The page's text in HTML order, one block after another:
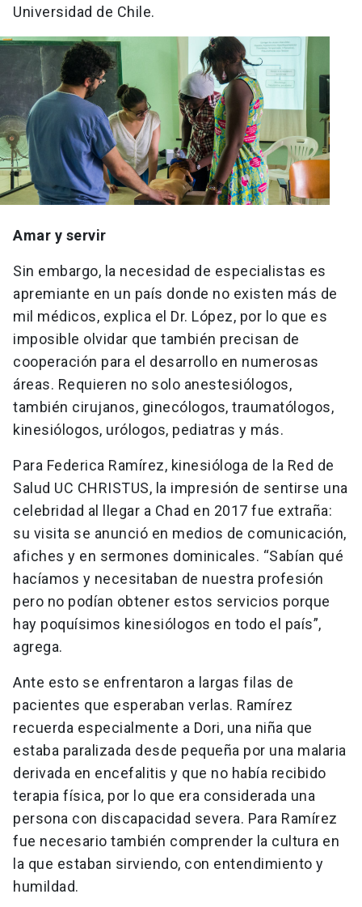
Universidad de Chile.
Amar y servir
Sin embargo, la necesidad de especialistas es
apremiante en un país donde no existen más de
mil médicos, explica el Dr. López, por lo que es
imposible olvidar que también precisan de
cooperación para el desarrollo en numerosas
áreas. Requieren no solo anestesiólogos,
también cirujanos, ginecólogos, traumatólogos,
kinesiólogos, urólogos, pediatras y más.
Para Federica Ramírez, kinesióloga de la Red de
Salud UC CHRISTUS, la impresión de sentirse una
celebridad al llegar a Chad en 2017 fue extraña:
su visita se anunció en medios de comunicación,
afiches y en sermones dominicales. “Sabían qué
hacíamos y necesitaban de nuestra profesión
pero no podían obtener estos servicios porque
hay poquísimos kinesiólogos en todo el país”,
agrega.
Ante esto se enfrentaron a largas filas de
pacientes que esperaban verlas. Ramírez
recuerda especialmente a Dori, una niña que
estaba paralizada desde pequeña por una malaria
derivada en encefalitis y que no había recibido
terapia física, por lo que era considerada una
persona con discapacidad severa. Para Ramírez
fue necesario también comprender la cultura en
la que estaban sirviendo, con entendimiento y
humildad.